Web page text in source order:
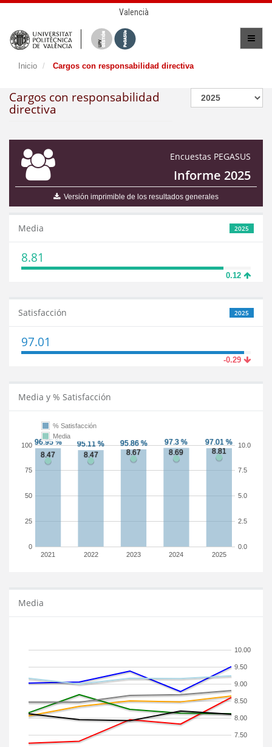
Valencià
Inicio Cargos con responsabilidad directiva
Cargos con responsabilidad
directiva
Encuestas PEGASUS
Informe 2025
Versión imprimible de los resultados generales
2025
Media
8.81
0.12
2025
Satisfacción
97.01
-0.29
Media y % Satisfacción
2021 2022 2023 2024 2025
0
25
50
75
100
0.0
2.5
5.0
7.5
10.0
% Satisfacción
Media
Media
7.50
8.00
8.50
9.00
9.50
10.00